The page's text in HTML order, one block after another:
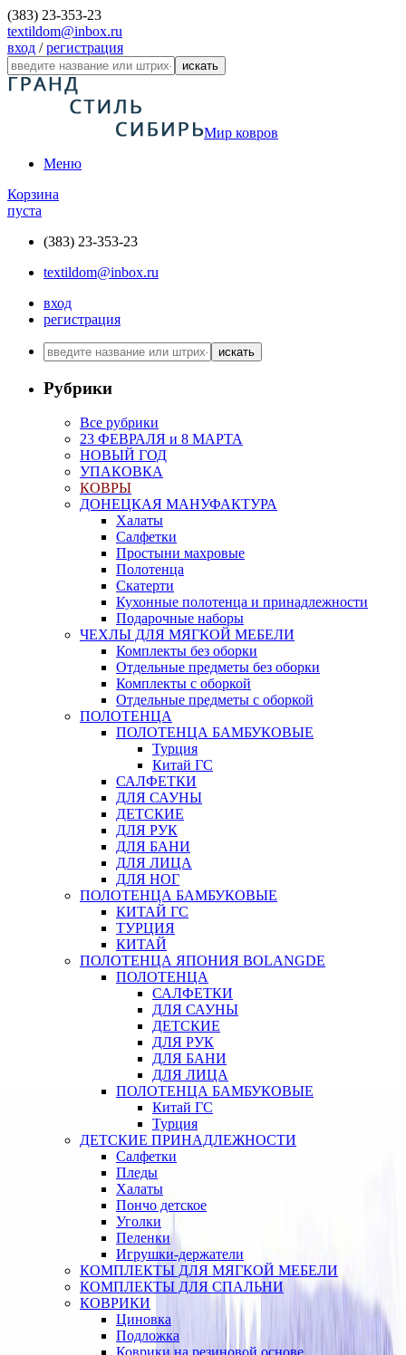
(383) 23-353-23
textildom@inbox.ru
вход /регистрация
искать
Мир ковров
Меню
Корзина
пуста
(383) 23-353-23
textildom@inbox.ru
вход
регистрация
искать
Рубрики
Все рубрики
23 ФЕВРАЛЯ и 8 МАРТА
НОВЫЙ ГОД
УПАКОВКА
КОВРЫ
ДОНЕЦКАЯ МАНУФАКТУРА
Халаты
Салфетки
Простыни махровые
Полотенца
Скатерти
Кухонные полотенца и принадлежности
Подарочные наборы
ЧЕХЛЫ ДЛЯ МЯГКОЙ МЕБЕЛИ
Комплекты без оборки
Отдельные предметы без оборки
Комплекты с оборкой
Отдельные предметы с оборкой
ПОЛОТЕНЦА
ПОЛОТЕНЦА БАМБУКОВЫЕ
Турция
Китай ГС
САЛФЕТКИ
ДЛЯ САУНЫ
ДЕТСКИЕ
ДЛЯ РУК
ДЛЯ БАНИ
ДЛЯ ЛИЦА
ДЛЯ НОГ
ПОЛОТЕНЦА БАМБУКОВЫЕ
КИТАЙ ГС
ТУРЦИЯ
КИТАЙ
ПОЛОТЕНЦА ЯПОНИЯ BOLANGDE
ПОЛОТЕНЦА
САЛФЕТКИ
ДЛЯ САУНЫ
ДЕТСКИЕ
ДЛЯ РУК
ДЛЯ БАНИ
ДЛЯ ЛИЦА
ПОЛОТЕНЦА БАМБУКОВЫЕ
Китай ГС
Турция
ДЕТСКИЕ ПРИНАДЛЕЖНОСТИ
Салфетки
Пледы
Халаты
Пончо детское
Уголки
Пеленки
Игрушки-держатели
КОМПЛЕКТЫ ДЛЯ МЯГКОЙ МЕБЕЛИ
КОМПЛЕКТЫ ДЛЯ СПАЛЬНИ
КОВРИКИ
Циновка
Подложка